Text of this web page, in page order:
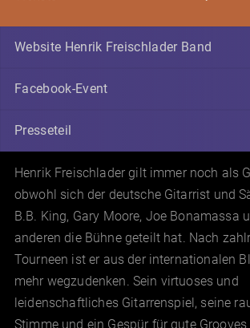
Website Henrik Freischlader Band
Facebook-Event
Presseteil
Henrik Freischlader gilt immer noch als
obwohl sich der deutsche Gitarrist und
B.B. King, Gary Moore, Joe Bonamassa
anderen die Bühne geteilt hat. Nach
Tourneen ist er aus der internationalen
mehr wegzudenken. Sein virtuoses und
leidenschaftliches Gitarrenspiel, seine
Stimme und ein Gespür für gute